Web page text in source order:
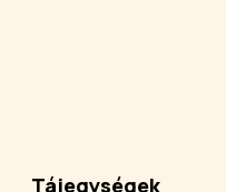
Tájegységek